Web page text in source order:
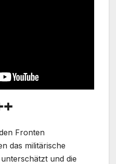
Fronten
das militärische
und die